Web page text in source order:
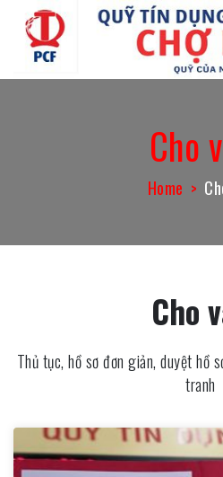
content
Cho
Home
Cho
Thủ tục, hồ sơ đơn giản, duyệt hồ
tranh